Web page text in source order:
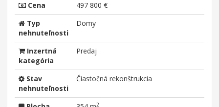
Cena
497 800 €
Typ
nehnuteľnosti
Domy
Inzertná
kategória
Predaj
Stav
nehnuteľnosti
Čiastočná rekonštrukcia
2